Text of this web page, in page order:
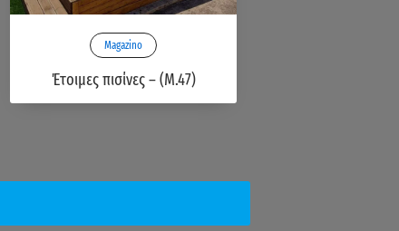
Magazino
Έτοιμες πισίνες – (M.47)